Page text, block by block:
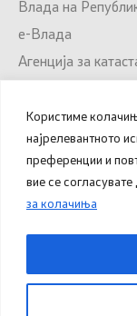
Користиме
најрелевантното
преференции и
вие се
за колачиња
Влада на
е-Влада
Агенција за
Портал за
Национален
© 2025 –